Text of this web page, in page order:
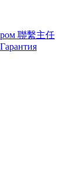
聯繫主任
Гарантия